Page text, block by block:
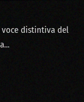
distintiva del